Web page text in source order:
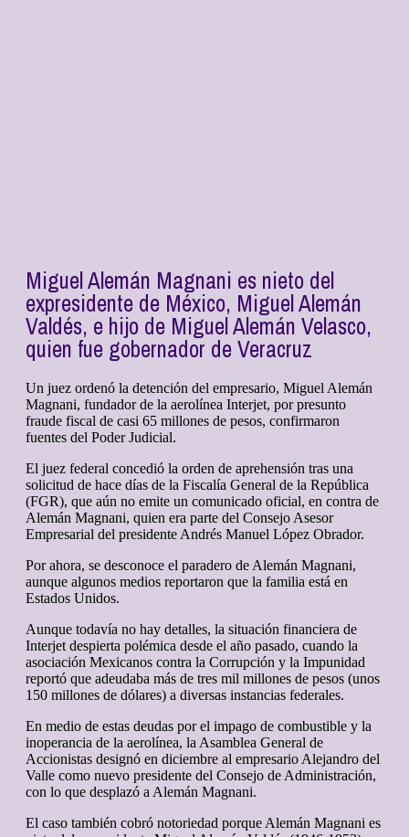
Miguel Alemán Magnani es nieto del
expresidente de México, Miguel Alemán
Valdés, e hijo de Miguel Alemán Velasco,
quien fue gobernador de Veracruz
Un juez ordenó la detención del empresario, Miguel Alemán
Magnani, fundador de la aerolínea Interjet, por presunto
fraude fiscal de casi 65 millones de pesos, confirmaron
fuentes del Poder Judicial.
El juez federal concedió la orden de aprehensión tras una
solicitud de hace días de la Fiscalía General de la República
(FGR), que aún no emite un comunicado oficial, en contra de
Alemán Magnani, quien era parte del Consejo Asesor
Empresarial del presidente Andrés Manuel López Obrador.
Por ahora, se desconoce el paradero de Alemán Magnani,
aunque algunos medios reportaron que la familia está en
Estados Unidos.
Aunque todavía no hay detalles, la situación financiera de
Interjet despierta polémica desde el año pasado, cuando la
asociación Mexicanos contra la Corrupción y la Impunidad
reportó que adeudaba más de tres mil millones de pesos (unos
150 millones de dólares) a diversas instancias federales.
En medio de estas deudas por el impago de combustible y la
inoperancia de la aerolínea, la Asamblea General de
Accionistas designó en diciembre al empresario Alejandro del
Valle como nuevo presidente del Consejo de Administración,
con lo que desplazó a Alemán Magnani.
El caso también cobró notoriedad porque Alemán Magnani es